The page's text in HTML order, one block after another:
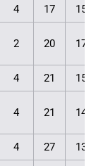
4 17
2 20
4 21
4 21
4 27